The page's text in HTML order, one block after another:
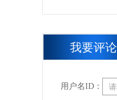
我要评论
用户名ID：